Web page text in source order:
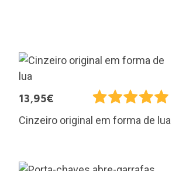
13,95€
Cinzeiro original em forma de lua